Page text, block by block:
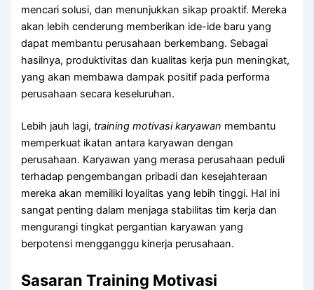
mencari solusi, dan menunjukkan sikap proaktif. Mereka
akan lebih cenderung memberikan ide-ide baru yang
dapat membantu perusahaan berkembang. Sebagai
hasilnya, produktivitas dan kualitas kerja pun meningkat,
yang akan membawa dampak positif pada performa
perusahaan secara keseluruhan.
Lebih jauh lagi, training motivasi karyawan membantu
memperkuat ikatan antara karyawan dengan
perusahaan. Karyawan yang merasa perusahaan peduli
terhadap pengembangan pribadi dan kesejahteraan
mereka akan memiliki loyalitas yang lebih tinggi. Hal ini
sangat penting dalam menjaga stabilitas tim kerja dan
mengurangi tingkat pergantian karyawan yang
berpotensi mengganggu kinerja perusahaan.
Sasaran Training Motivasi